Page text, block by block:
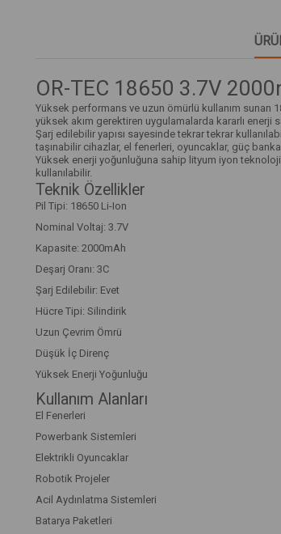
OR-TEC 18650 3.7V
Yüksek performans ve uzun ömürlü kullanım sunan
yüksek akım gerektiren uygulamalarda kararlı enerji
Şarj edilebilir yapısı sayesinde tekrar tekrar
taşınabilir cihazlar, el fenerleri, oyuncaklar, güç
Yüksek enerji yoğunluğuna sahip lityum iyon
kullanılabilir.
Teknik Özellikler
Pil Tipi: 18650 Li-Ion
Nominal Voltaj: 3.7V
Kapasite: 2000mAh
Deşarj Oranı: 3C
Şarj Edilebilir: Evet
Hücre Tipi: Silindirik
Uzun Çevrim Ömrü
Düşük İç Direnç
Yüksek Enerji Yoğunluğu
Kullanım Alanları
El Fenerleri
Powerbank Sistemleri
Elektrikli Oyuncaklar
Robotik Projeler
Acil Aydınlatma Sistemleri
Batarya Paketleri